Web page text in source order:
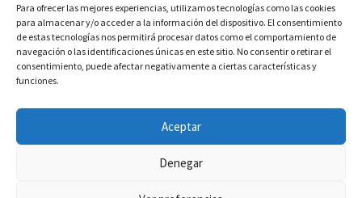
Para ofrecer las mejores experiencias, utilizamos tecnologías como las cookies
para almacenar y/o acceder a la información del dispositivo. El consentimiento
de estas tecnologías nos permitirá procesar datos como el comportamiento de
navegación o las identificaciones únicas en este sitio. No consentir o retirar el
consentimiento, puede afectar negativamente a ciertas características y
funciones.
Aceptar
Denegar